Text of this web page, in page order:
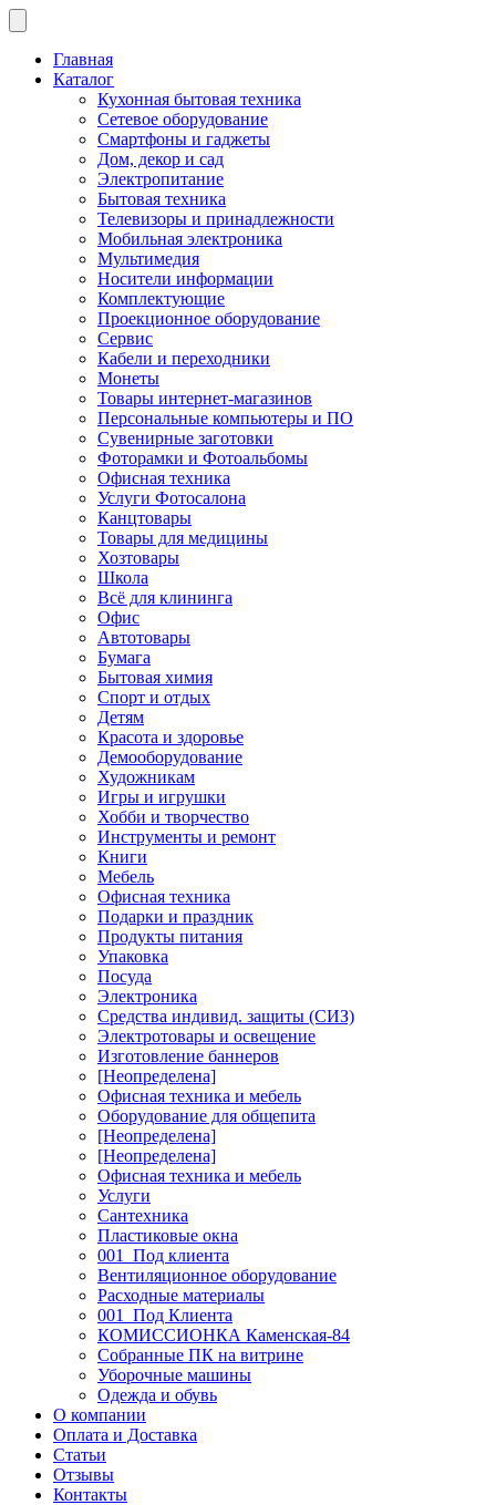
Главная
Каталог
Кухонная бытовая техника
Сетевое оборудование
Смартфоны и гаджеты
Дом, декор и сад
Электропитание
Бытовая техника
Телевизоры и принадлежности
Мобильная электроника
Мультимедия
Носители информации
Комплектующие
Проекционное оборудование
Сервис
Кабели и переходники
Монеты
Товары интернет-магазинов
Персональные компьютеры и ПО
Сувенирные заготовки
Фоторамки и Фотоальбомы
Офисная техника
Услуги Фотосалона
Канцтовары
Товары для медицины
Хозтовары
Школа
Всё для клининга
Офис
Автотовары
Бумага
Бытовая химия
Спорт и отдых
Детям
Красота и здоровье
Демооборудование
Художникам
Игры и игрушки
Хобби и творчество
Инструменты и ремонт
Книги
Мебель
Офисная техника
Подарки и праздник
Продукты питания
Упаковка
Посуда
Электроника
Средства индивид. защиты (СИЗ)
Электротовары и освещение
Изготовление баннеров
[Неопределена]
Офисная техника и мебель
Оборудование для общепита
[Неопределена]
[Неопределена]
Офисная техника и мебель
Услуги
Сантехника
Пластиковые окна
001_Под клиента
Вентиляционное оборудование
Расходные материалы
001_Под Клиента
КОМИССИОНКА Каменская-84
Собранные ПК на витрине
Уборочные машины
Одежда и обувь
О компании
Оплата и Доставка
Статьи
Отзывы
Контакты